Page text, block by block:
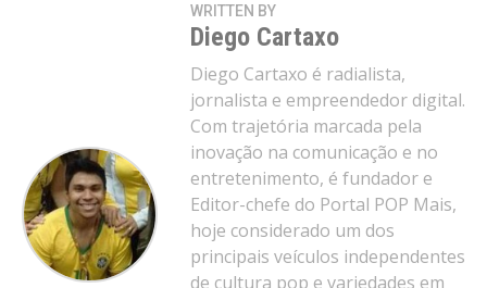
WRITTEN BY
Diego Cartaxo
Diego Cartaxo é radialista,
jornalista e empreendedor digital.
Com trajetória marcada pela
inovação na comunicação e no
entretenimento, é fundador e
Editor-chefe do Portal POP Mais,
hoje considerado um dos
principais veículos independentes
de cultura pop e variedades em